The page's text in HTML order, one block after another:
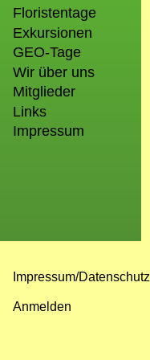
Floristentage
Exkursionen
GEO-Tage
Wir über uns
Mitglieder
Links
Impressum
Impressum/Datenschutz
Anmelden